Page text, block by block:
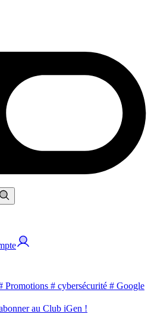
Promotions # cybersécurité # Google
au Club iGen !